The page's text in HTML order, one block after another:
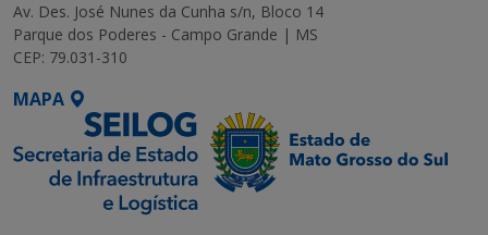
Av. Des. José Nunes da Cunha s/n, Bloco 14
Parque dos Poderes - Campo Grande | MS
CEP: 79.031-310
MAPA